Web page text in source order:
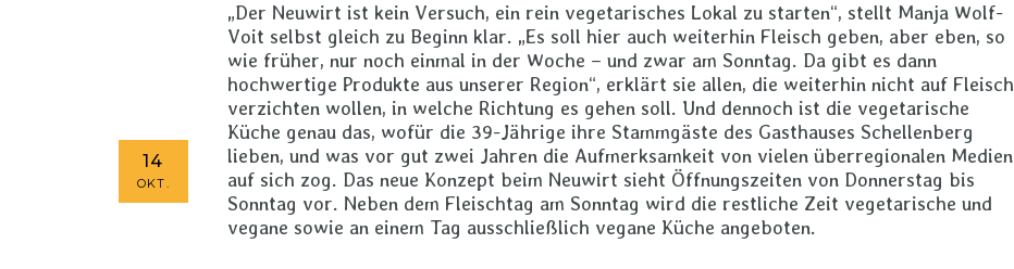
14
OKT.
„Der Neuwirt ist kein Versuch, ein rein vegetarisches Lokal zu starten“, stellt Manja Wolf-
Voit selbst gleich zu Beginn klar. „Es soll hier auch weiterhin Fleisch geben, aber eben, so
wie früher, nur noch einmal in der Woche – und zwar am Sonntag. Da gibt es dann
hochwertige Produkte aus unserer Region“, erklärt sie allen, die weiterhin nicht auf Fleisch
verzichten wollen, in welche Richtung es gehen soll. Und dennoch ist die vegetarische
Küche genau das, wofür die 39-Jährige ihre Stammgäste des Gasthauses Schellenberg
lieben, und was vor gut zwei Jahren die Aufmerksamkeit von vielen überregionalen Medien
auf sich zog. Das neue Konzept beim Neuwirt sieht Öffnungszeiten von Donnerstag bis
Sonntag vor. Neben dem Fleischtag am Sonntag wird die restliche Zeit vegetarische und
vegane sowie an einem Tag ausschließlich vegane Küche angeboten.